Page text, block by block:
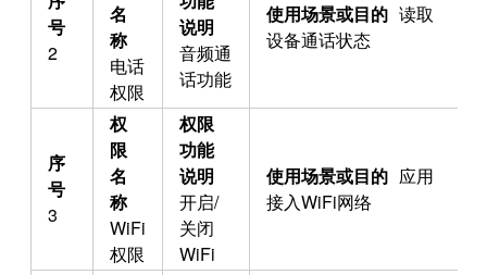
2
电话
权限
音频通
话功能
读取
设备通话状态
3
WiFi
权限
开启/
关闭
WiFi
应用
接入WiFi网络